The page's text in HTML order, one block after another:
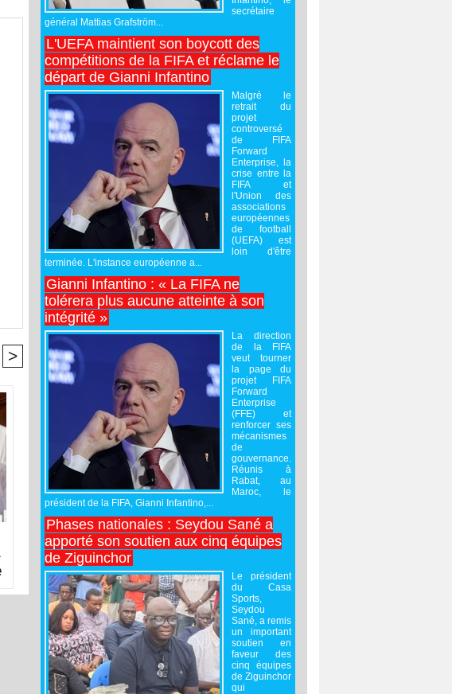
>
secrétaire
général Mattias Grafström...
L'UEFA maintient son boycott des
compétitions de la FIFA et réclame le
départ de Gianni Infantino
Malgré le
retrait du
projet
controversé
de FIFA
Forward
Enterprise, la
crise entre la
FIFA et
l'Union des
associations
européennes
de football
(UEFA) est
loin d'être
terminée. L'instance européenne a...
Gianni Infantino : « La FIFA ne
tolérera plus aucune atteinte à son
intégrité »
La direction
de la FIFA
veut tourner
la page du
projet FIFA
Forward
Enterprise
(FFE) et
renforcer ses
mécanismes
de
gouvernance.
Réunis à
Rabat, au
Maroc, le
président de la FIFA, Gianni Infantino,...
Phases nationales : Seydou Sané a
apporté son soutien aux cinq équipes
de Ziguinchor
Le président
du Casa
Sports,
Seydou
Sané, a remis
un important
soutien en
faveur des
cinq équipes
de Ziguinchor
qui